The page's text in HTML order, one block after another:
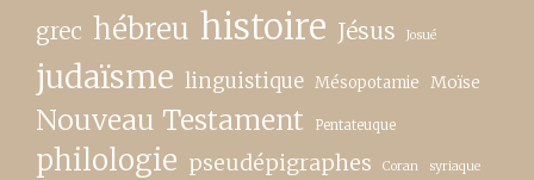
grec hébreu histoire Jésus Josué
judaïsme linguistique Mésopotamie Moïse
Nouveau Testament Pentateuque
philologie pseudépigraphes Coran syriaque